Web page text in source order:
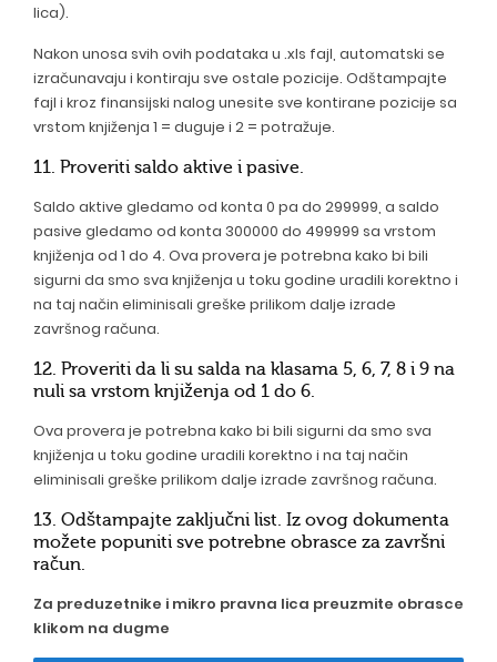
lica).
Nakon unosa svih ovih podataka u .xls fajl, automatski se
izračunavaju i kontiraju sve ostale pozicije. Odštampajte
fajl i kroz finansijski nalog unesite sve kontirane pozicije sa
vrstom knjiženja 1 = duguje i 2 = potražuje.
11. Proveriti saldo aktive i pasive.
Saldo aktive gledamo od konta 0 pa do 299999, a saldo
pasive gledamo od konta 300000 do 499999 sa vrstom
knjiženja od 1 do 4. Ova provera je potrebna kako bi bili
sigurni da smo sva knjiženja u toku godine uradili korektno i
na taj način eliminisali greške prilikom dalje izrade
završnog računa.
12. Proveriti da li su salda na klasama 5, 6, 7, 8 i 9 na
nuli sa vrstom knjiženja od 1 do 6.
Ova provera je potrebna kako bi bili sigurni da smo sva
knjiženja u toku godine uradili korektno i na taj način
eliminisali greške prilikom dalje izrade završnog računa.
13. Odštampajte zaključni list. Iz ovog dokumenta
možete popuniti sve potrebne obrasce za završni
račun.
Za preduzetnike i mikro pravna lica preuzmite obrasce
klikom na dugme